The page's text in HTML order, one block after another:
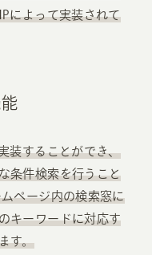
によって実装されて
装することができ、
条件検索を行うこと
ページ内の検索窓に
キーワードに対応す
す。